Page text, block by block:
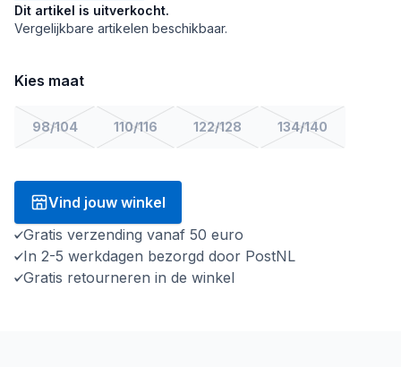
Dit artikel is uitverkocht.
Vergelijkbare artikelen beschikbaar.
Kies maat
98/104 110/116 122/128 134/140
Vind jouw winkel
Gratis verzending vanaf 50 euro
In 2-5 werkdagen bezorgd door PostNL
Gratis retourneren in de winkel